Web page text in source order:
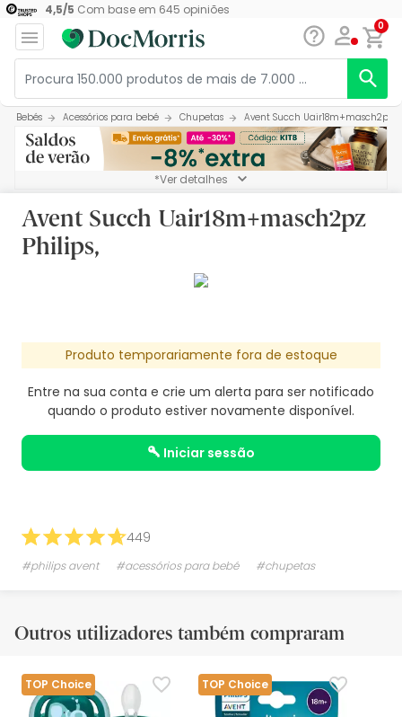
4,5/5 Com base em 645 opiniões
0
Bebés Acessórios para bebé Chupetas Avent Succh Uair18m+masch2pz
*Ver detalhes
Avent Succh Uair18m+masch2pz
Philips,
Produto temporariamente fora de estoque
Entre na sua conta e crie um alerta para ser notificado
quando o produto estiver novamente disponível.
iniciar sessão
449
#philips avent #acessórios para bebé #chupetas
Outros utilizadores também compraram
TOP Choice TOP Choice